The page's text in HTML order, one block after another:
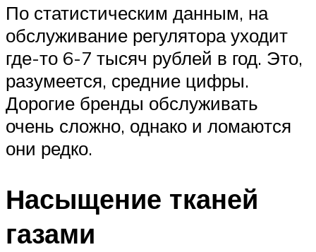
По статистическим данным, на
обслуживание регулятора уходит
где-то 6-7 тысяч рублей в год. Это,
разумеется, средние цифры.
Дорогие бренды обслуживать
очень сложно, однако и ломаются
они редко.
Насыщение тканей
газами